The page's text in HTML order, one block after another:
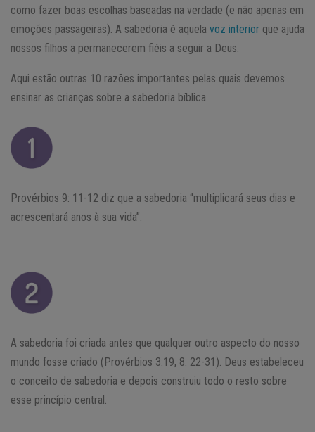
como fazer boas escolhas baseadas na verdade (e não apenas em
emoções passageiras). A sabedoria é aquela voz interior que ajuda
nossos filhos a permanecerem fiéis a seguir a Deus.
Aqui estão outras 10 razões importantes pelas quais devemos
ensinar as crianças sobre a sabedoria bíblica.
Provérbios 9: 11-12 diz que a sabedoria “multiplicará seus dias e
acrescentará anos à sua vida”.
A sabedoria foi criada antes que qualquer outro aspecto do nosso
mundo fosse criado (Provérbios 3:19, 8: 22-31). Deus estabeleceu
o conceito de sabedoria e depois construiu todo o resto sobre
esse princípio central.